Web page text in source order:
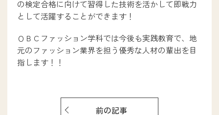
OBC・OBM入試センター
0120-606064
の検定合格に向けて習得した技術を活かして即戦力
として活躍することができます！
ＯＢＣファッション学科では今後も実践教育で、地
元のファッション業界を担う優秀な人材の輩出を目
指します！！
前の記事